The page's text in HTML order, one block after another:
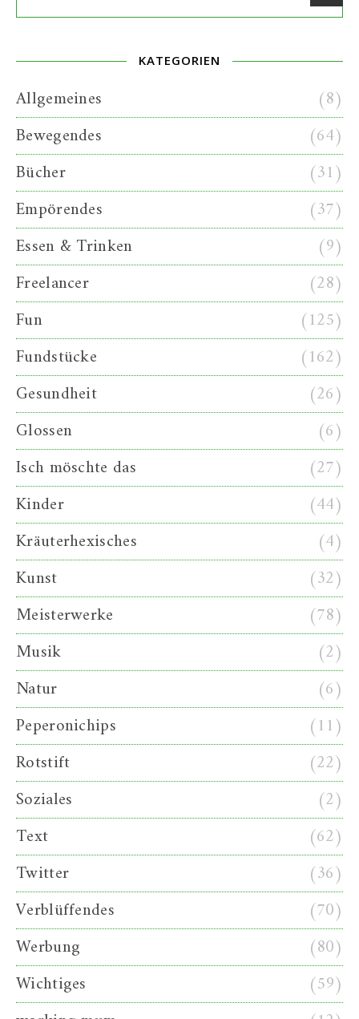
KATEGORIEN
Allgemeines
(8)
Bewegendes
(64)
Bücher
(31)
Empörendes
(37)
Essen & Trinken
(9)
Freelancer
(28)
Fun
(125)
Fundstücke
(162)
Gesundheit
(26)
Glossen
(6)
Isch möschte das
(27)
Kinder
(44)
Kräuterhexisches
(4)
Kunst
(32)
Meisterwerke
(78)
Musik
(2)
Natur
(6)
Peperonichips
(11)
Rotstift
(22)
Soziales
(2)
Text
(62)
Twitter
(36)
Verblüffendes
(70)
Werbung
(80)
Wichtiges
(59)